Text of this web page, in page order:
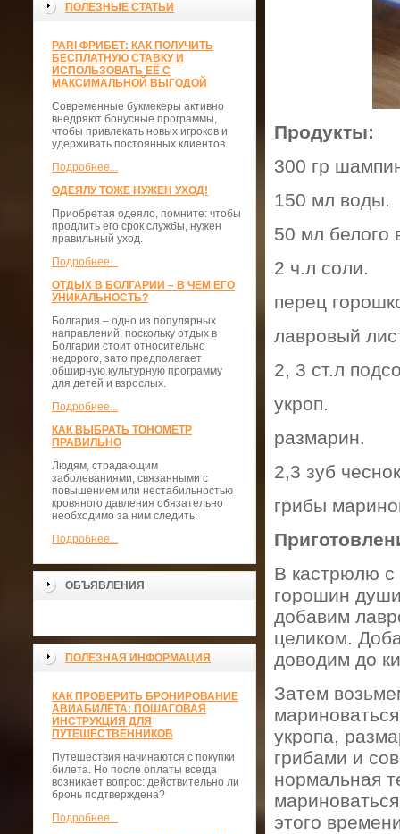
ПОЛЕЗНЫЕ СТАТЬИ
PARI ФРИБЕТ: КАК ПОЛУЧИТЬ
БЕСПЛАТНУЮ СТАВКУ И
ИСПОЛЬЗОВАТЬ ЕЁ С
МАКСИМАЛЬНОЙ ВЫГОДОЙ
Современные букмекеры активно
внедряют бонусные программы,
чтобы привлекать новых игроков и
удерживать постоянных клиентов.
Подробнее...
ОДЕЯЛУ ТОЖЕ НУЖЕН УХОД!
Приобретая одеяло, помните: чтобы
продлить его срок службы, нужен
правильный уход.
Подробнее...
ОТДЫХ В БОЛГАРИИ – В ЧЕМ ЕГО
УНИКАЛЬНОСТЬ?
Болгария – одно из популярных
направлений, поскольку отдых в
Болгарии стоит относительно
недорого, зато предполагает
обширную культурную программу
для детей и взрослых.
Подробнее...
КАК ВЫБРАТЬ ТОНОМЕТР
ПРАВИЛЬНО
Людям, страдающим
заболеваниями, связанными с
повышением или нестабильностью
кровяного давления обязательно
необходимо за ним следить.
Подробнее...
ОБЪЯВЛЕНИЯ
ПОЛЕЗНАЯ ИНФОРМАЦИЯ
КАК ПРОВЕРИТЬ БРОНИРОВАНИЕ
АВИАБИЛЕТА: ПОШАГОВАЯ
ИНСТРУКЦИЯ ДЛЯ
ПУТЕШЕСТВЕННИКОВ
Путешествия начинаются с покупки
билета. Но после оплаты всегда
возникает вопрос: действительно ли
бронь подтверждена?
Подробнее...
Продукты:
300 гр
150 мл воды.
50 мл белого
2 ч.л соли.
перец
лавровый
2, 3 ст.л
укроп.
размарин.
2,3 зуб
грибы
В кастрюлю с
горошин
добавим
целиком.
доводим до
Затем
укропа,
грибами и
нормальная
этого